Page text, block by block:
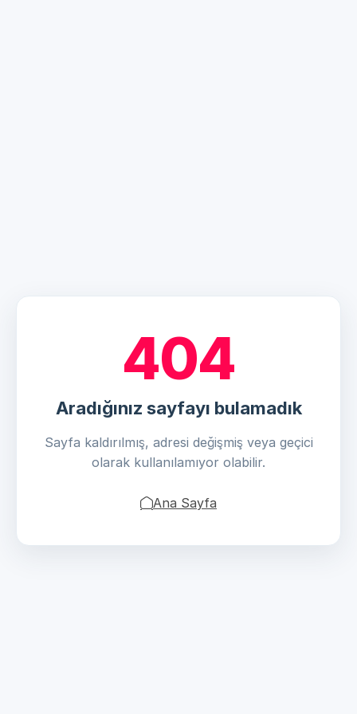
404
Aradığınız sayfayı bulamadık
Sayfa kaldırılmış, adresi değişmiş veya geçici
olarak kullanılamıyor olabilir.
Ana Sayfa